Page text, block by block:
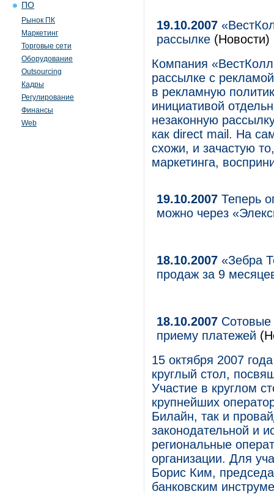
ПО
Рынок ПК
Маркетинг
Торговые сети
Оборудование
Outsourcing
Кадры
Регулирование
Финансы
Web
19.10.2007
рассылке (Новости)
Компания
рассылке с
в рекламную
инициативой
незаконную
как direct mail. На
схожи, и зачастую
маркетинга,
19.10.2007 Теперь
можно через
18.10.2007 «Зебра
продаж за 9
18.10.2007 Сотовые
приему платежей
15 октября 2007
круглый стол,
Участие в круглом
крупнейших
Билайн, так и
законодательной и
региональные
организации. Для
Борис Ким,
банковским